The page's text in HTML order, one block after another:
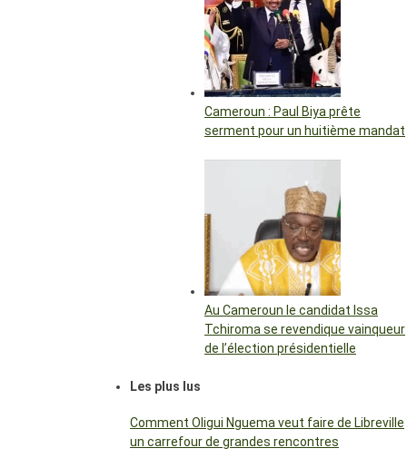
Cameroun : Paul Biya prête
serment pour un huitième mandat
Au Cameroun le candidat Issa
Tchiroma se revendique vainqueur
de l’élection présidentielle
Les plus lus
Comment Oligui Nguema veut faire de Libreville
un carrefour de grandes rencontres